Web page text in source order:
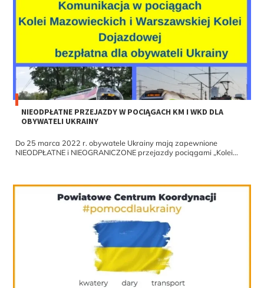
NIEODPŁATNE PRZEJAZDY W POCIĄGACH KM I WKD DLA
OBYWATELI UKRAINY
Do 25 marca 2022 r. obywatele Ukrainy mają zapewnione
NIEODPŁATNE i NIEOGRANICZONE przejazdy pociągami „Kolei...